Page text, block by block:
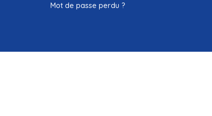
Mot de passe perdu ?